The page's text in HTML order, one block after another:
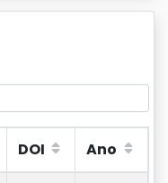
DOI
Ano